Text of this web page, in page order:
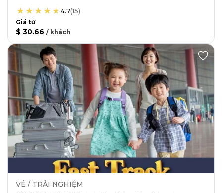
4.7(15)
Giá từ
$ 30.66 / khách
VÉ / TRẢI NGHIỆM